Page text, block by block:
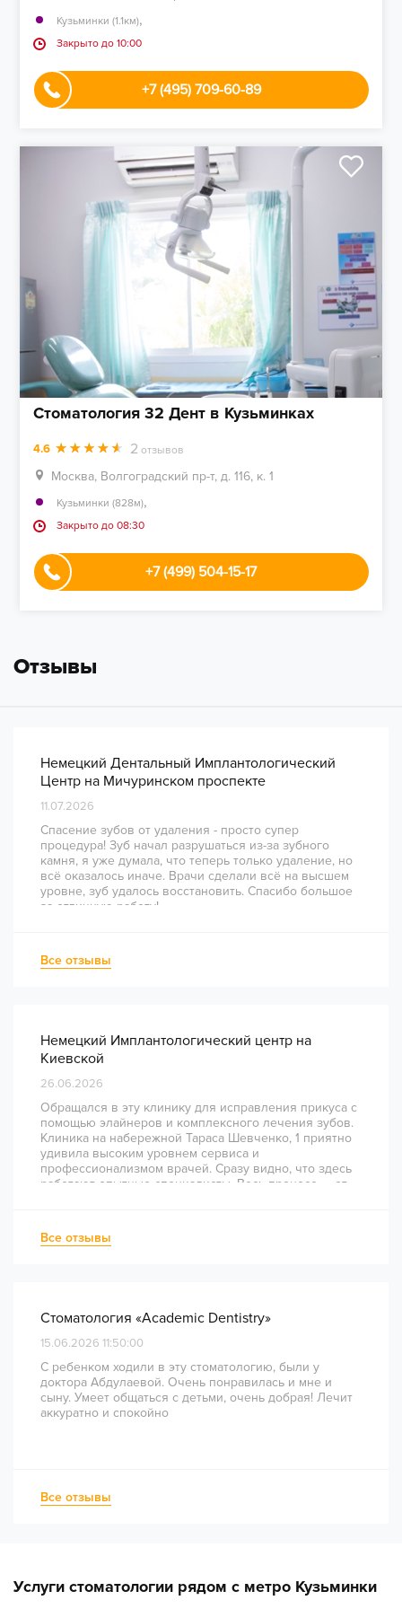
Кузьминки (1.1км),
Закрыто до 10:00
+7 (495) 709-60-89
Стоматология 32 Дент в Кузьминках
4.6 2 отзывов
Москва, Волгоградский пр-т, д. 116, к. 1
Кузьминки (828м),
Закрыто до 08:30
+7 (499) 504-15-17
Отзывы
Немецкий Дентальный Имплантологический
Центр на Мичуринском проспекте
11.07.2026
Спасение зубов от удаления - просто супер
процедура! Зуб начал разрушаться из-за зубного
камня, я уже думала, что теперь только удаление, но
всё оказалось иначе. Врачи сделали всё на высшем
уровне, зуб удалось восстановить. Спасибо большое
за отличную работу!
Все отзывы
Немецкий Имплантологический центр на
Киевской
26.06.2026
Обращался в эту клинику для исправления прикуса с
помощью элайнеров и комплексного лечения зубов.
Клиника на набережной Тараса Шевченко, 1 приятно
удивила высоким уровнем сервиса и
профессионализмом врачей. Сразу видно, что здесь
работают опытные специалисты. Весь процесс — от
непростое перелечивание каналов прошло
комфортно и безболезненно. Рекомендую всем, кто
Все отзывы
Стоматология «Academic Dentistry»
15.06.2026 11:50:00
С ребенком ходили в эту стоматологию, были у
доктора Абдулаевой. Очень понравилась и мне и
сыну. Умеет общаться с детьми, очень добрая! Лечит
аккуратно и спокойно
Все отзывы
Услуги стоматологии рядом с метро Кузьминки